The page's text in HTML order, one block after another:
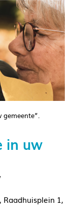
gemeente”.
in uw
1,